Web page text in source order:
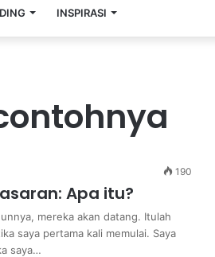
INSPIRASI
190
Apa itu?
mereka akan datang. Itulah
saya pertama kali memulai. Saya
saya…